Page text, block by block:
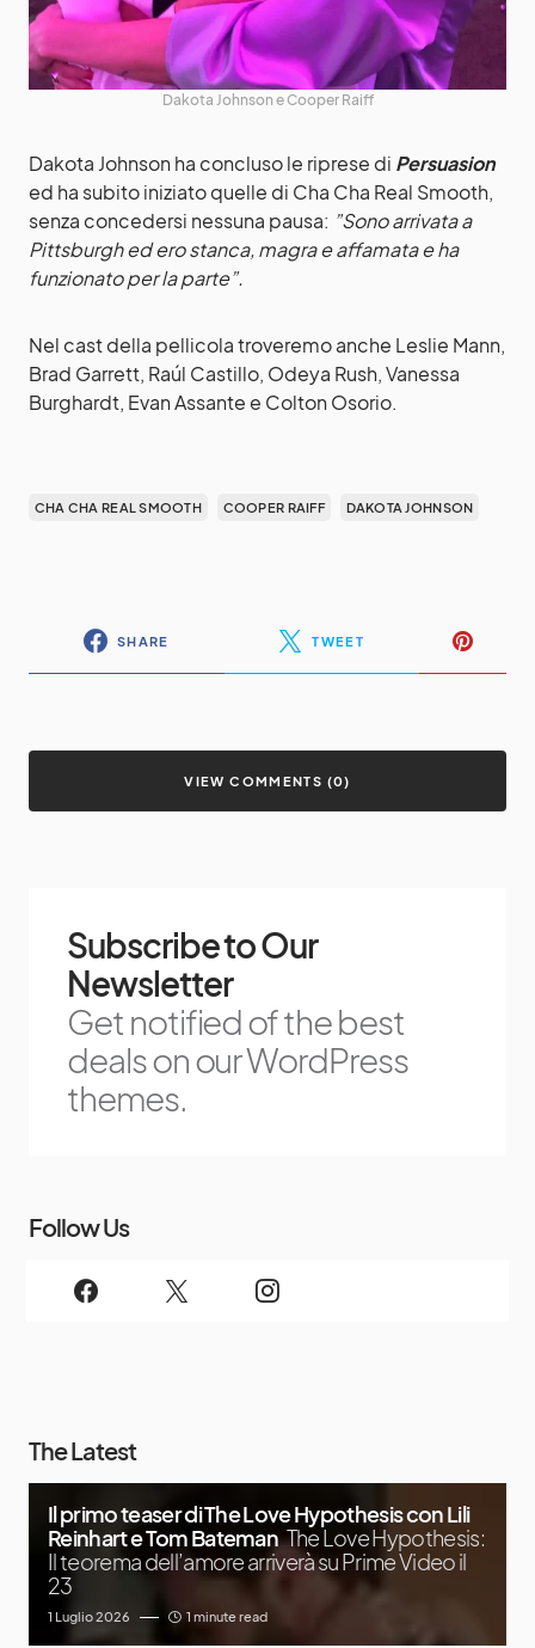
Dakota Johnson e Cooper Raiff
Dakota Johnson ha concluso le riprese di Persuasion
ed ha subito iniziato quelle di Cha Cha Real Smooth,
senza concedersi nessuna pausa: ”Sono arrivata a
Pittsburgh ed ero stanca, magra e affamata e ha
funzionato per la parte”.
Nel cast della pellicola troveremo anche Leslie Mann,
Brad Garrett, Raúl Castillo, Odeya Rush, Vanessa
Burghardt, Evan Assante e Colton Osorio.
CHA CHA REAL SMOOTH COOPER RAIFF DAKOTA JOHNSON
SHARE TWEET
VIEW COMMENTS (0)
Subscribe to Our
Newsletter
Get notified of the best
deals on our WordPress
themes.
Follow Us
The Latest
Il primo teaser di The Love Hypothesis con Lili
Reinhart e Tom Bateman The Love Hypothesis:
Il teorema dell’amore arriverà su Prime Video il
23
1 Luglio 2026 1 minute read